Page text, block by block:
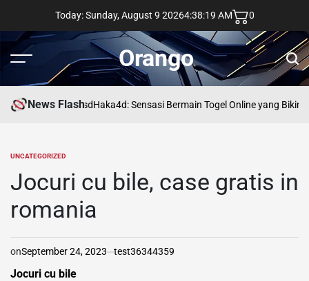
content
Today: Sunday, August 9 20264:38:20 AM 0
Menu Orango
News FlashasdHaka4d: Sensasi Bermain Togel Online yang Bikin
POSTED
UNCATEGORIZED
Jocuri cu bile, case gratis in
romania
onSeptember 24, 2023 test36344359
Jocuri cu bile